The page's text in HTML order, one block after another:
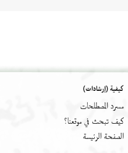
كيفية (إرشادات)
مسرد المصطلحات
كيف تبحث في موقعنا؟
الصفحة الرئيسة